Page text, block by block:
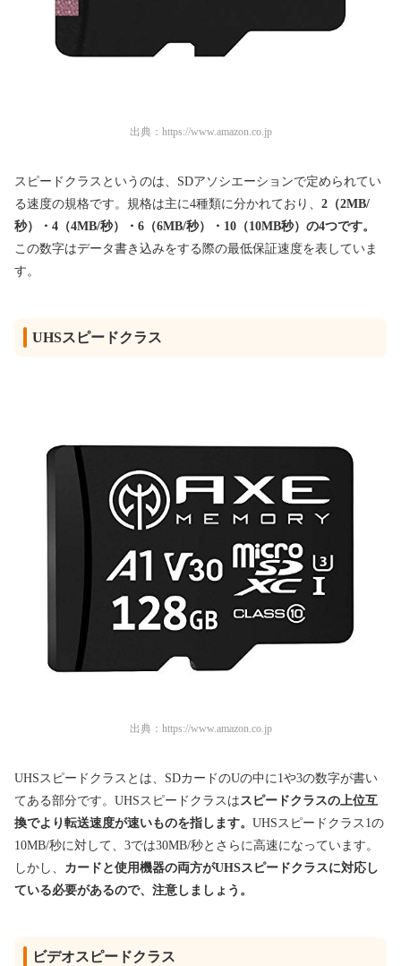
出典： https://www.amazon.co.jp
スピードクラスというのは、SDアソシエーションで定められてい
る速度の規格です。規格は主に4種類に分かれており、 2（2MB/
秒）・4（4MB/秒）・6（6MB/秒）・10（10MB秒）の4つです。
この数字はデータ書き込みをする際の最低保証速度を表していま
す。
UHSスピードクラス
出典： https://www.amazon.co.jp
UHSスピードクラスとは、SDカードのUの中に1や3の数字が書い
てある部分です。UHSスピードクラスは スピードクラスの上位互
換でより転送速度が速いものを指します。 UHSスピードクラス1の
10MB/秒に対して、3では30MB/秒とさらに高速になっています。
しかし、 カードと使用機器の両方がUHSスピードクラスに対応し
ている必要があるので、注意しましょう。
ビデオスピードクラス